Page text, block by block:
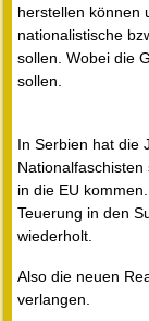
herstellen können
nationalistische
sollen. Wobei die
sollen.
In Serbien hat die
in die EU
Teuerung in den
wiederholt.
Also die neuen
verlangen.